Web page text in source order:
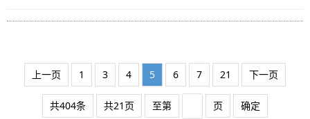
上一页 1 3 4 5 6 7 21 下一页
共404条 共21页 至第 页 确定